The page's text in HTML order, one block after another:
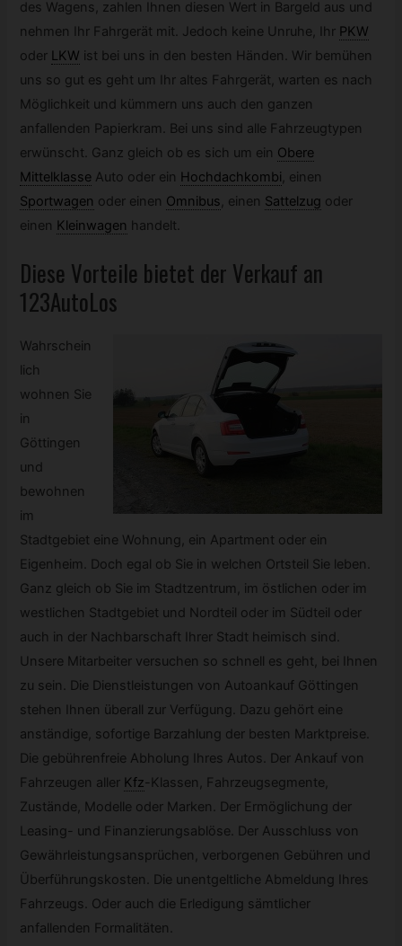
des Wagens, zahlen Ihnen diesen Wert in Bargeld aus und
nehmen Ihr Fahrgerät mit. Jedoch keine Unruhe, Ihr PKW
oder LKW ist bei uns in den besten Händen. Wir bemühen
uns so gut es geht um Ihr altes Fahrgerät, warten es nach
Möglichkeit und kümmern uns auch den ganzen
anfallenden Papierkram. Bei uns sind alle Fahrzeugtypen
erwünscht. Ganz gleich ob es sich um ein Obere
Mittelklasse Auto oder ein Hochdachkombi, einen
Sportwagen oder einen Omnibus, einen Sattelzug oder
einen Kleinwagen handelt.
Diese Vorteile bietet der Verkauf an
123AutoLos
Wahrschein
lich
wohnen Sie
in
Göttingen
und
bewohnen
im
Stadtgebiet eine Wohnung, ein Apartment oder ein
Eigenheim. Doch egal ob Sie in welchen Ortsteil Sie leben.
Ganz gleich ob Sie im Stadtzentrum, im östlichen oder im
westlichen Stadtgebiet und Nordteil oder im Südteil oder
auch in der Nachbarschaft Ihrer Stadt heimisch sind.
Unsere Mitarbeiter versuchen so schnell es geht, bei Ihnen
zu sein. Die Dienstleistungen von Autoankauf Göttingen
stehen Ihnen überall zur Verfügung. Dazu gehört eine
anständige, sofortige Barzahlung der besten Marktpreise.
Die gebührenfreie Abholung Ihres Autos. Der Ankauf von
Fahrzeugen aller Kfz- Klassen, Fahrzeugsegmente,
Zustände, Modelle oder Marken. Der Ermöglichung der
Leasing- und Finanzierungsablöse. Der Ausschluss von
Gewährleistungsansprüchen, verborgenen Gebühren und
Überführungskosten. Die unentgeltliche Abmeldung Ihres
Fahrzeugs. Oder auch die Erledigung sämtlicher
anfallenden Formalitäten.